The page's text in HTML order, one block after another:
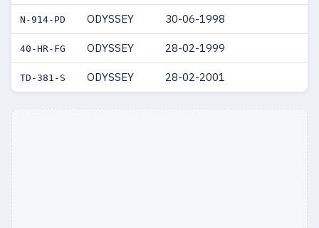
N-914-PD ODYSSEY 30-06-1998
40-HR-FG ODYSSEY 28-02-1999
TD-381-S ODYSSEY 28-02-2001